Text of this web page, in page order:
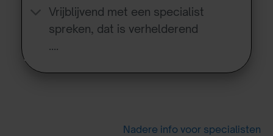
Vrijblijvend met een specialist
spreken, dat is verhelderend
….
Nadere info voor specialisten